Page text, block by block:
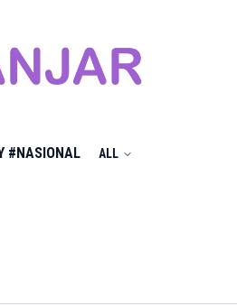
#NASIONAL ALL